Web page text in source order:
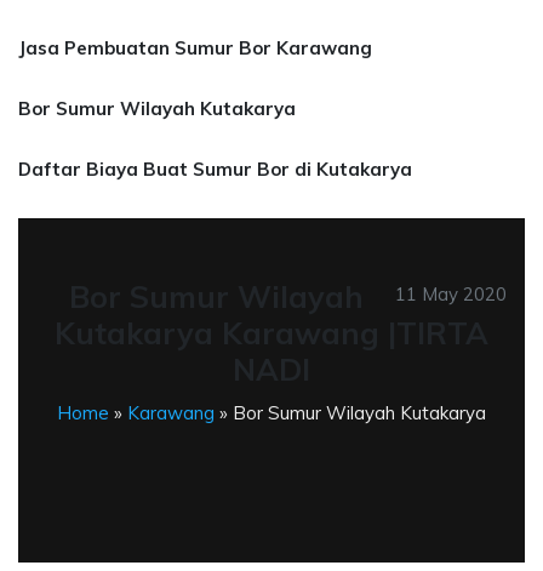
Jasa Pembuatan Sumur Bor Karawang
Bor Sumur Wilayah Kutakarya
Daftar Biaya Buat Sumur Bor di Kutakarya
11 May 2020
Home » Karawang » Bor Sumur Wilayah Kutakarya